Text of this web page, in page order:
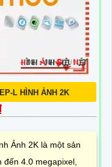
L HÌNH ẢNH 2K
Ảnh 2K là một sản
4.0 megapixel,